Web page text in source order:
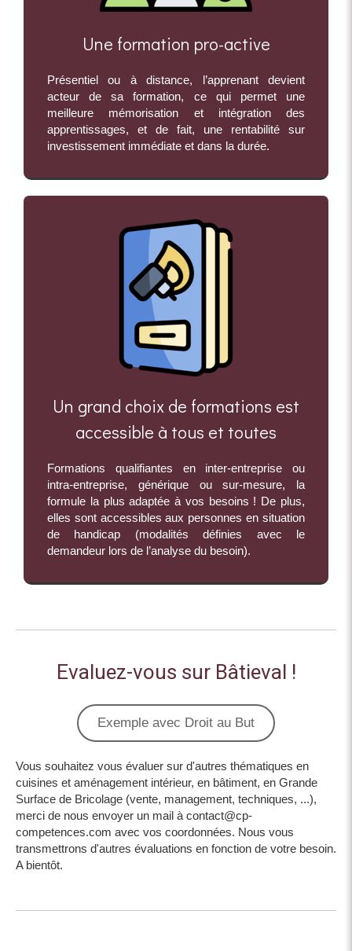
Une formation pro-active
Présentiel ou à distance, l’apprenant devient
acteur de sa formation, ce qui permet une
meilleure mémorisation et intégration des
apprentissages, et de fait, une rentabilité sur
investissement immédiate et dans la durée.
Un grand choix de formations est
accessible à tous et toutes
Formations qualifiantes en inter-entreprise ou
intra-entreprise, générique ou sur-mesure, la
formule la plus adaptée à vos besoins ! De plus,
elles sont accessibles aux personnes en situation
de handicap (modalités définies avec le
demandeur lors de l’analyse du besoin).
Evaluez-vous sur Bâtieval !
Exemple avec Droit au But
Vous souhaitez vous évaluer sur d'autres thématiques en
cuisines et aménagement intérieur, en bâtiment, en Grande
Surface de Bricolage (vente, management, techniques, ...),
merci de nous envoyer un mail à contact@cp-
competences.com avec vos coordonnées. Nous vous
transmettrons d'autres évaluations en fonction de votre besoin.
A bientôt.